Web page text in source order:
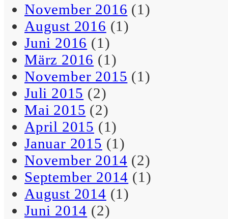
– Schreibselbraut
Frühs(c)hoppen ist, wenn
man schon im Winter die
Sommermode kauft.
– Schreibselbraut
Schön, wenn jemand dein
Leben in die stabile
Seitenlage bringen kann.
November 2016 (1)
August 2016 (1)
Juni 2016 (1)
März 2016 (1)
November 2015 (1)
Juli 2015 (2)
Mai 2015 (2)
April 2015 (1)
Januar 2015 (1)
November 2014 (2)
September 2014 (1)
August 2014 (1)
Juni 2014 (2)